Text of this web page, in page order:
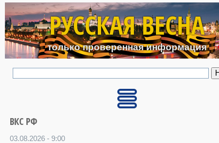
Перейти к основному
РУССКАЯ ВЕСНА
только проверенная информация
ВКС РФ
03.08.2026 - 9:00